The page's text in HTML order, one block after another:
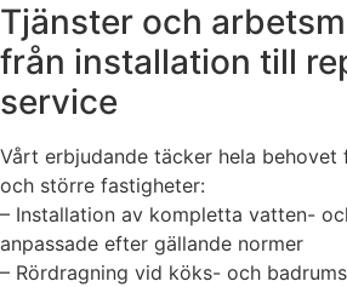
Tjänster och
från installation till
service
Vårt erbjudande täcker hela
och större fastigheter:
– Installation av kompletta vatten-
anpassade efter gällande normer
– Rördragning vid köks- och